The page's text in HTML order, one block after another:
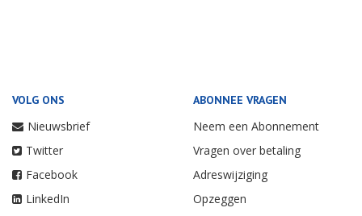
VOLG ONS
Nieuwsbrief
Twitter
Facebook
LinkedIn
ABONNEE VRAGEN
Neem een Abonnement
Vragen over betaling
Adreswijziging
Opzeggen